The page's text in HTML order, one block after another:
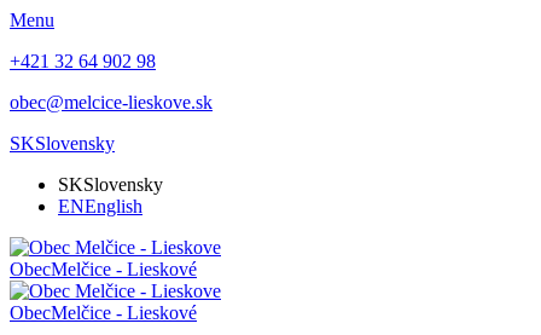
Menu
+421 32 64 902 98
obec@melcice-lieskove.sk
SKSlovensky
SKSlovensky
ENEnglish
ObecMelčice - Lieskové
ObecMelčice - Lieskové